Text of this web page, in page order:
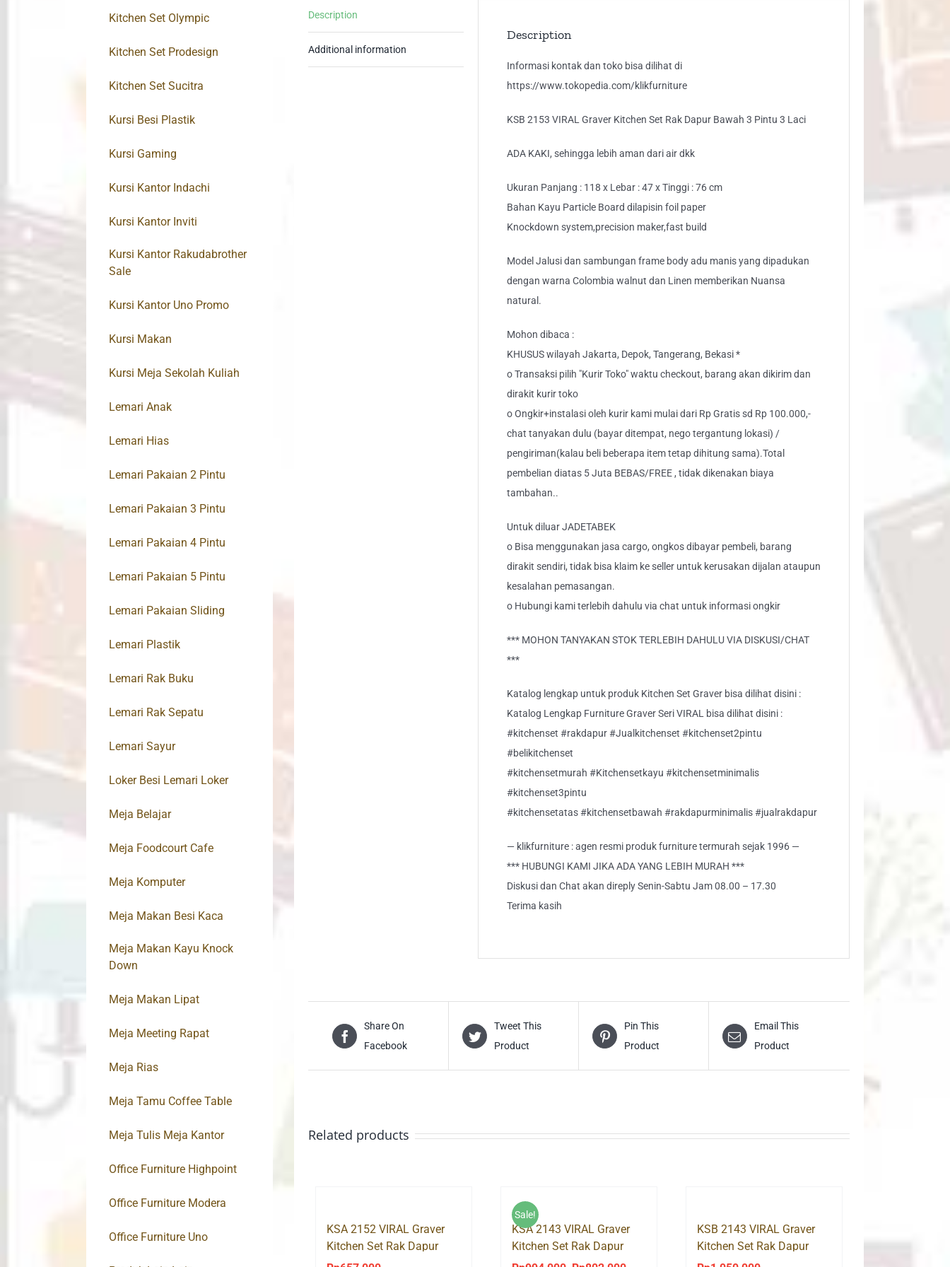
Dapur
Pintu
3
quantity
Description
Additional information
Description
Informasi kontak dan toko bisa dilihat di
https://www.tokopedia.com/klikfurniture
KSB 2153 VIRAL Graver Kitchen Set Rak Dapur Bawah 3 Pintu 3 Laci
ADA KAKI, sehingga lebih aman dari air dkk
Ukuran Panjang : 118 x Lebar : 47 x Tinggi : 76 cm
Bahan Kayu Particle Board dilapisin foil paper
Knockdown system,precision maker,fast build
Model Jalusi dan sambungan frame body adu manis yang dipadukan
dengan warna Colombia walnut dan Linen memberikan Nuansa
natural.
Mohon dibaca :
KHUSUS wilayah Jakarta, Depok, Tangerang, Bekasi *
o Transaksi pilih "Kurir Toko" waktu checkout, barang akan dikirim dan
dirakit kurir toko
o Ongkir+instalasi oleh kurir kami mulai dari Rp Gratis sd Rp 100.000,-
chat tanyakan dulu (bayar ditempat, nego tergantung lokasi) /
pengiriman(kalau beli beberapa item tetap dihitung sama).Total
pembelian diatas 5 Juta BEBAS/FREE , tidak dikenakan biaya
tambahan..
Untuk diluar JADETABEK
o Bisa menggunakan jasa cargo, ongkos dibayar pembeli, barang
dirakit sendiri, tidak bisa klaim ke seller untuk kerusakan dijalan ataupun
kesalahan pemasangan.
o Hubungi kami terlebih dahulu via chat untuk informasi ongkir
*** MOHON TANYAKAN STOK TERLEBIH DAHULU VIA DISKUSI/CHAT
***
Katalog lengkap untuk produk Kitchen Set Graver bisa dilihat disini :
Katalog Lengkap Furniture Graver Seri VIRAL bisa dilihat disini :
#kitchenset #rakdapur #Jualkitchenset #kitchenset2pintu
#belikitchenset
#kitchensetmurah #Kitchensetkayu #kitchensetminimalis
#kitchenset3pintu
#kitchensetatas #kitchensetbawah #rakdapurminimalis #jualrakdapur
— klikfurniture : agen resmi produk furniture termurah sejak 1996 —
*** HUBUNGI KAMI JIKA ADA YANG LEBIH MURAH ***
Diskusi dan Chat akan direply Senin-Sabtu Jam 08.00 – 17.30
Terima kasih
Share On
Facebook
Tweet This
Product
Pin This
Product
Email This
Product
Related products
KSA 2152 VIRAL Graver
Kitchen Set Rak Dapur
Atas 2 Pintu Bumbu
Sale!
KSA 2143 VIRAL Graver
Kitchen Set Rak Dapur
Atas 3 Pintu
KSB 2143 VIRAL Graver
Kitchen Set Rak Dapur
Bawah 3 Pintu
Kitchen Set Olympic
Kitchen Set Prodesign
Kitchen Set Sucitra
Kursi Besi Plastik
Kursi Gaming
Kursi Kantor Indachi
Kursi Kantor Inviti
Kursi Kantor Rakudabrother
Sale
Kursi Kantor Uno Promo
Kursi Makan
Kursi Meja Sekolah Kuliah
Lemari Anak
Lemari Hias
Lemari Pakaian 2 Pintu
Lemari Pakaian 3 Pintu
Lemari Pakaian 4 Pintu
Lemari Pakaian 5 Pintu
Lemari Pakaian Sliding
Lemari Plastik
Lemari Rak Buku
Lemari Rak Sepatu
Lemari Sayur
Loker Besi Lemari Loker
Meja Belajar
Meja Foodcourt Cafe
Meja Komputer
Meja Makan Besi Kaca
Meja Makan Kayu Knock
Down
Meja Makan Lipat
Meja Meeting Rapat
Meja Rias
Meja Tamu Coffee Table
Meja Tulis Meja Kantor
Office Furniture Highpoint
Office Furniture Modera
Office Furniture Uno